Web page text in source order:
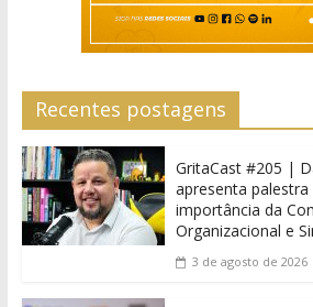
Recentes postagens
GritaCast #205 |
apresenta palestra
importância da
Organizacional e
3 de agosto de 2026